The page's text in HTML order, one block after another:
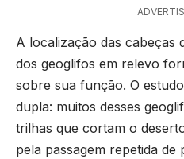
A localização das cabeças
dos geoglifos em relevo
sobre sua função. O
dupla: muitos desses
trilhas que cortam o
pela passagem repetida de